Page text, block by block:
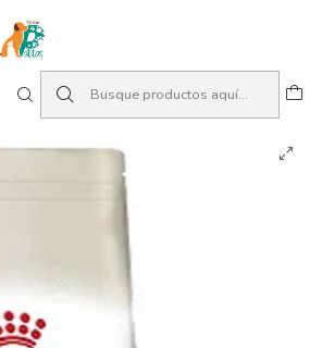
Amamos lo que hacemos
Gatos